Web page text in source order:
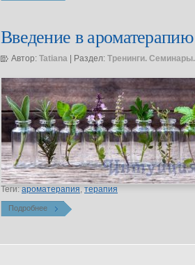
Введение в ароматерапию
Автор: Tatiana | Раздел: Тренинги. Семинары.
Теги: ароматерапия, терапия
Подробнее